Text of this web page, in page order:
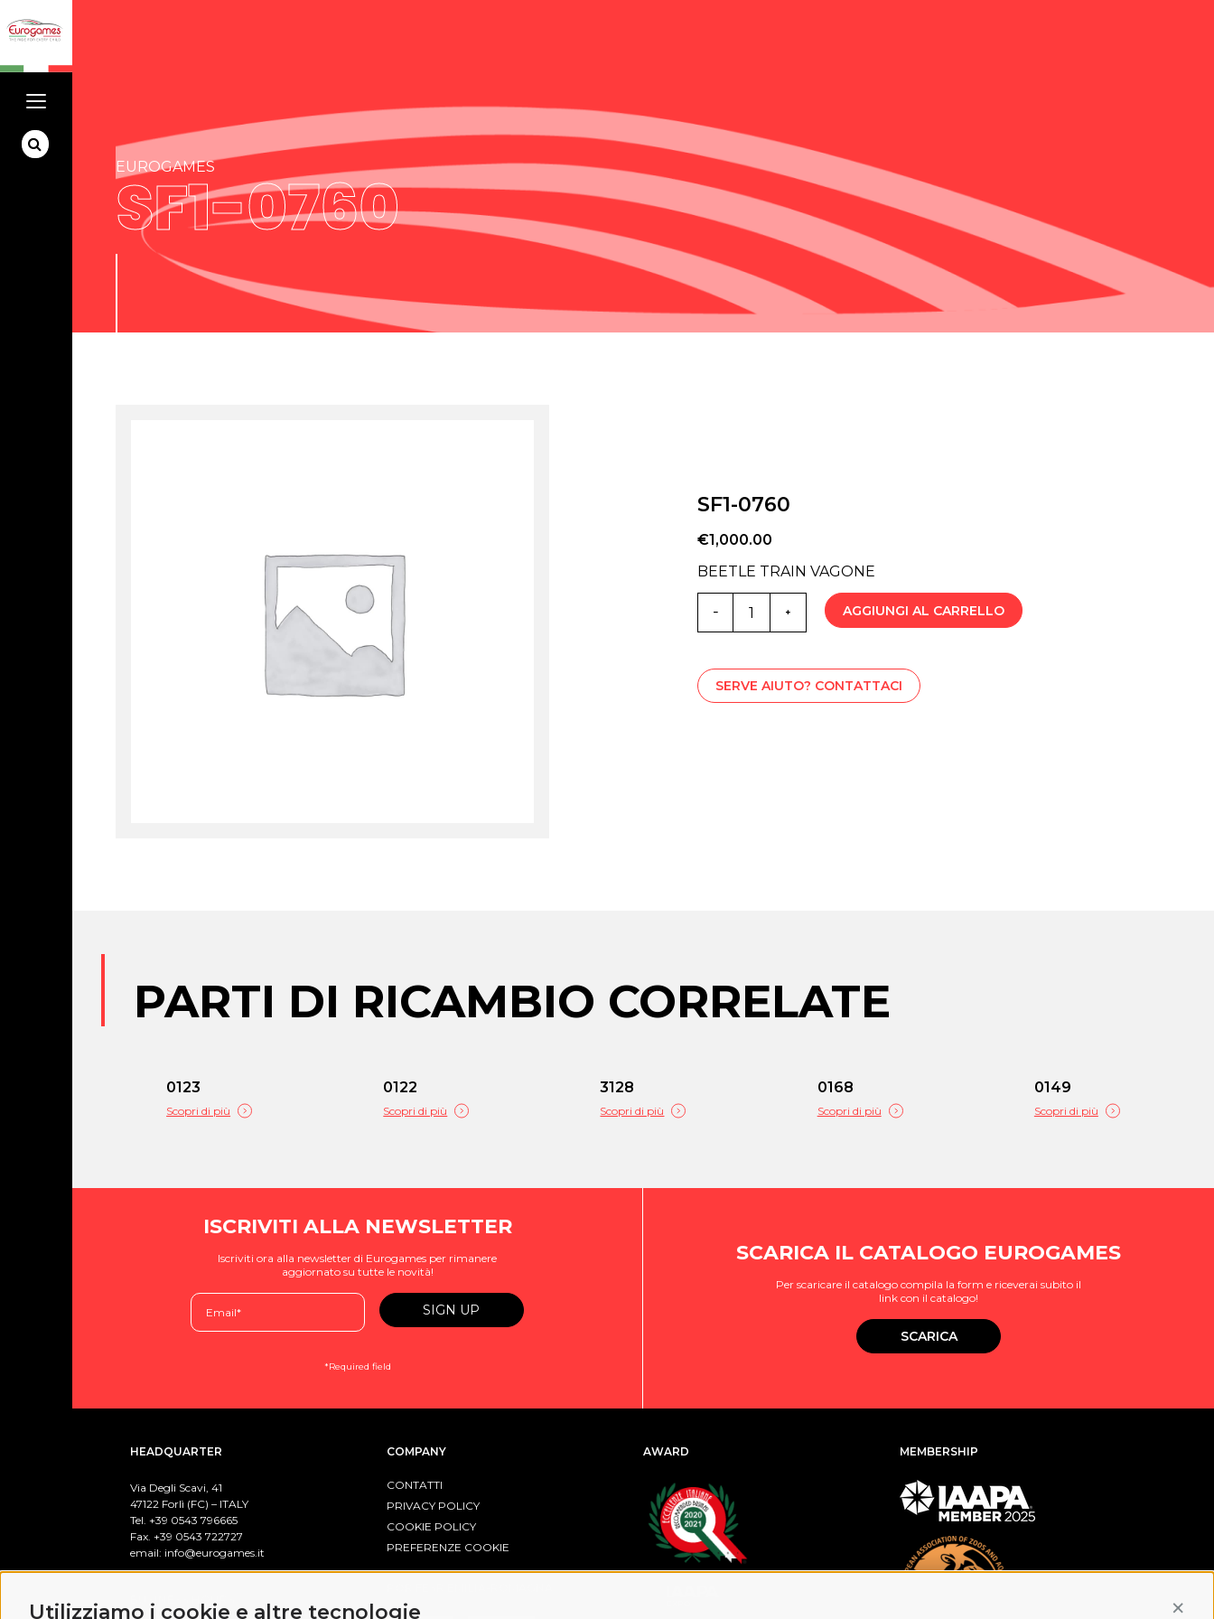
Utilizziamo i cookie e altre tecnologie
EUROGAMES
SF1-0760
SF1-0760
€1,000.00
BEETLE TRAIN VAGONE
0760
quantità
AGGIUNGI AL CARRELLO
SERVE AIUTO? CONTATTACI
PARTI DI RICAMBIO CORRELATE
0123
Scopri di più
0122
Scopri di più
3128
Scopri di più
0168
Scopri di più
0149
Scopri di più
ISCRIVITI ALLA NEWSLETTER
Iscriviti ora alla newsletter di Eurogames per rimanere
aggiornato su tutte le novità!
*Required field
SCARICA IL CATALOGO EUROGAMES
Per scaricare il catalogo compila la form e riceverai subito il
link con il catalogo!
SCARICA
HEADQUARTER
Via Degli Scavi, 41
47122 Forlì (FC) – ITALY
Tel. +39 0543 796665
Fax. +39 0543 722727
email: info@eurogames.it
COMPANY
CONTATTI
PRIVACY POLICY
COOKIE POLICY
PREFERENZE COOKIE
AWARD MEMBERSHIP